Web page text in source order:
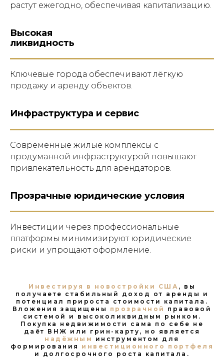
растут ежегодно, обеспечивая капитализацию.
Высокая
ликвидность
Ключевые города обеспечивают лёгкую
продажу и аренду объектов.
Инфраструктура и сервис
Современные жилые комплексы с
продуманной инфраструктурой повышают
привлекательность для арендаторов.
Прозрачные юридические условия
Инвестиции через профессиональные
платформы минимизируют юридические
риски и упрощают оформление.
Инвестируя в новостройки США , вы
получаете стабильный доход от аренды и
потенциал прироста стоимости капитала.
Вложения защищены прозрачной
правовой
системой и высоколиквидным рынком.
Покупка недвижимости сама по себе не
даёт ВНЖ или грин-карту, но является
надёжным
инструментом для
формирования инвестиционного портфеля
и долгосрочного роста капитала.